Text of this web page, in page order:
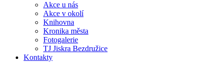
Akce u nás
Akce v okolí
Knihovna
Kronika města
Fotogalerie
TJ Jiskra Bezdružice
Kontakty